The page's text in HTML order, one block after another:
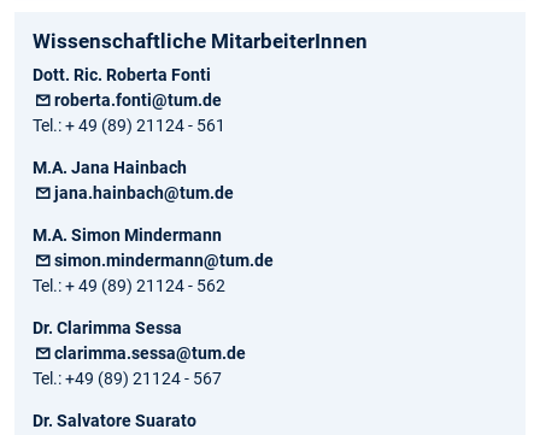
Wissenschaftliche MitarbeiterInnen
Dott. Ric. Roberta Fonti
roberta.fonti@tum.de
Tel.: + 49 (89) 21124 - 561
M.A. Jana Hainbach
jana.hainbach@tum.de
M.A. Simon Mindermann
simon.mindermann@tum.de
Tel.: + 49 (89) 21124 - 562
Dr. Clarimma Sessa
clarimma.sessa@tum.de
Tel.: +49 (89) 21124 - 567
Dr. Salvatore Suarato